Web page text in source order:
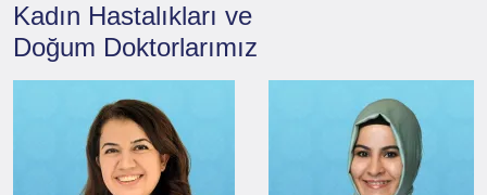
Kadın Hastalıkları ve
Doğum Doktorlarımız